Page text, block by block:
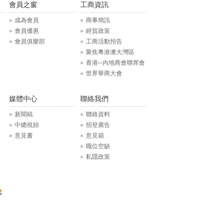
會員之窗
成為會員
會員優惠
會員俱樂部
工商資訊
商事簡訊
經貿政策
工商活動預告
聚焦粵港澳大灣區
香港─內地商會聯席會
世界華商大會
媒體中心
新聞稿
中總視頻
意見書
聯絡我們
聯絡資料
招登廣告
意見箱
職位空缺
私隱政策